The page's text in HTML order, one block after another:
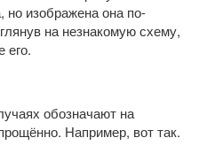
но изображена она по-
на незнакомую схему,
его.
обозначают на
Например, вот так.